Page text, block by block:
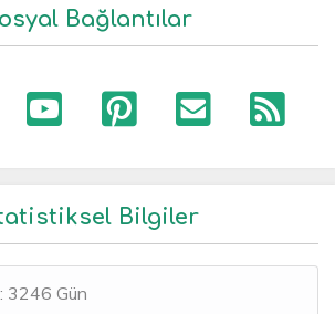
Bağlantılar
Bilgiler
3246 Gün